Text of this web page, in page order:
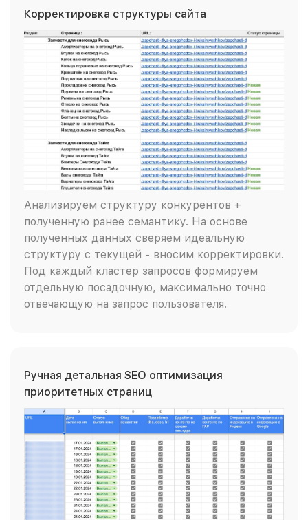
Корректировка структуры сайта
Анализируем структуру конкурентов +
полученную ранее семантику. На основе
полученных данных сверяем идеальную
структуру с текущей - вносим корректировки.
Под каждый кластер запросов формируем
отдельную посадочную, максимально точно
отвечающую на запрос пользователя.
Ручная детальная SEO оптимизация
приоритетных страниц